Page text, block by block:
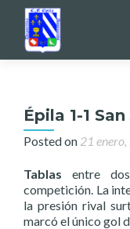
Épila 1-1
Posted on 21
Tablas entre
competición. La
la presión rival
marcó el único gol